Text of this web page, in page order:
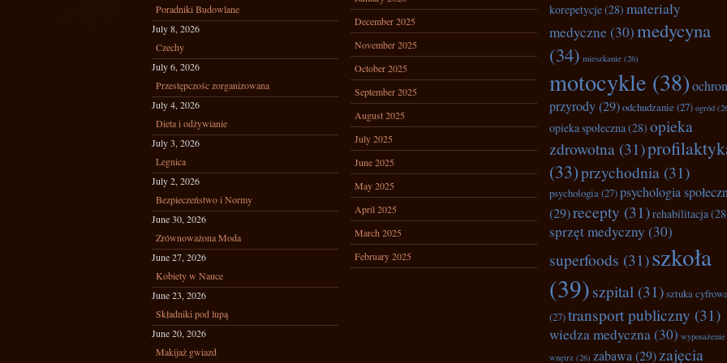
Poradniki Budowlane
July 8, 2026
Czechy
July 6, 2026
Przestępczośc zorganizowana
July 4, 2026
Dieta i odżywianie
July 3, 2026
Legnica
July 2, 2026
Bezpieczeństwo i Normy
June 30, 2026
Zrównoważona Moda
June 27, 2026
Kobiety w Nauce
June 23, 2026
Składniki pod lupą
June 20, 2026
Makijaż gwiazd
December 2025
November 2025
October 2025
September 2025
August 2025
July 2025
June 2025
May 2025
April 2025
March 2025
February 2025
korepetycje(28) materiały
medyczne (30)medycyna
(34) mieszkanie (26)
motocykle (38)
przyrody(29)odchudzanie (27) ogród
opieka społeczna(28) opieka
zdrowotna (31)
(33)przychodnia (31)
psychologia(27)psychologia
(29)recepty (31)rehabilitacja
sprzęt medyczny (30)
superfoods (31)szkoła
(39)szpital (31)sztuka
(27)transport publiczny (31)
wiedza medyczna(30) wyposażenie
wnętrz (26) zabawa(29)zajęcia